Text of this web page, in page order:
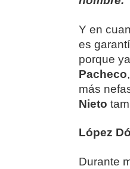
Y en
es
porque
Pacheco
más
Nieto
López
Durante